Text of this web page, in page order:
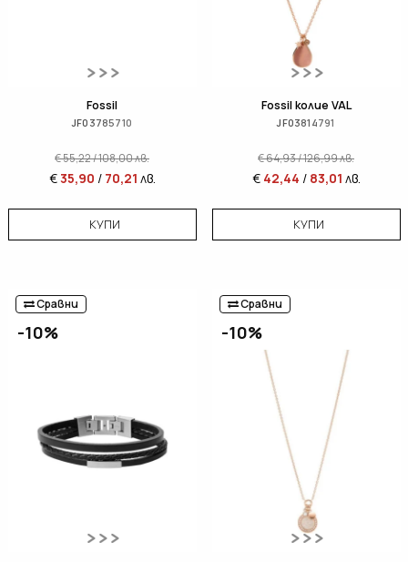
Fossil
JF03785710
€55,22/108,00лв.
€35,90 / 70,21 лв.
КУПИ
Fossil колие VAL
JF03814791
€64,93/126,99лв.
€ 42,44 / 83,01 лв.
КУПИ
Сравни
-10%
Сравни
-10%